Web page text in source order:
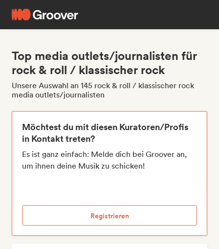
Top media outlets/journalisten für
rock & roll / klassischer rock
Unsere Auswahl an 145 rock & roll / klassischer rock
media outlets/journalisten
Möchtest du mit diesen Kuratoren/Profis
in Kontakt treten?
Es ist ganz einfach: Melde dich bei Groover an,
um ihnen deine Musik zu schicken!
Registrieren